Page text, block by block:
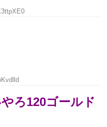
ろ120ゴールド